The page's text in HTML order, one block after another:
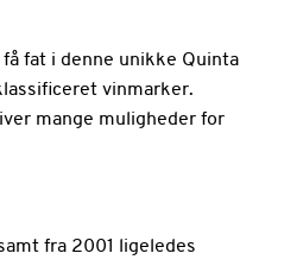
fat i denne unikke Quinta
vinmarker.
mange muligheder for
fra 2001 ligeledes